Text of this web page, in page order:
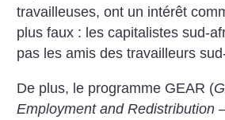
travailleuses, ont un intérêt
plus faux : les capitalistes sud-
pas les amis des travailleurs
De plus, le programme GEAR (
Employment and Redistribution